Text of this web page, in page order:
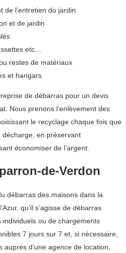
l’entretien du jardin.
et de jardin
etc…
restes de matériaux
et hangars
de débarras pour un devis
Nous prenons l’enlèvement des
le recyclage chaque fois que
en préservant
économiser de l’argent.
de-Verdon
débarras des maisons dans la
qu’il s’agisse de débarras
individuels ou de chargements
7 jours sur 7 et, si nécessaire,
d’une agence de location,